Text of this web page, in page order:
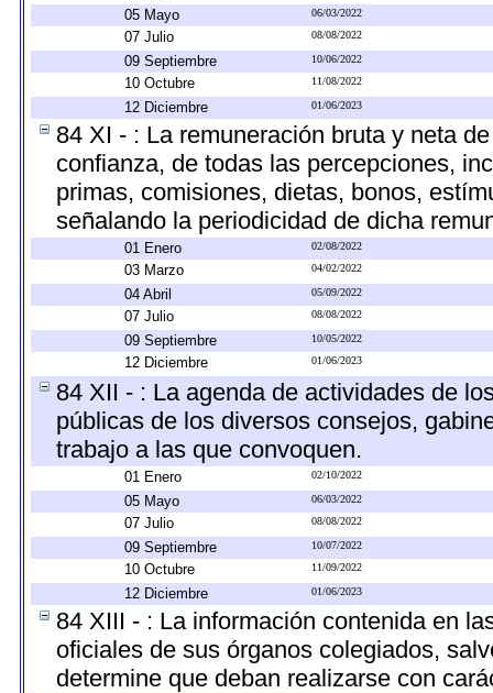
05 Mayo 06/03/2022
07 Julio 08/08/2022
09 Septiembre 10/06/2022
10 Octubre 11/08/2022
12 Diciembre 01/06/2023
84 XI - : La remuneración bruta y neta
confianza, de todas las percepciones,
primas, comisiones, dietas, bonos,
señalando la periodicidad de dicha
01 Enero 02/08/2022
03 Marzo 04/02/2022
04 Abril 05/09/2022
07 Julio 08/08/2022
09 Septiembre 10/05/2022
12 Diciembre 01/06/2023
84 XII - : La agenda de actividades de
públicas de los diversos consejos,
trabajo a las que convoquen.
01 Enero 02/10/2022
05 Mayo 06/03/2022
07 Julio 08/08/2022
09 Septiembre 10/07/2022
10 Octubre 11/09/2022
12 Diciembre 01/06/2023
84 XIII - : La información contenida en
oficiales de sus órganos colegiados,
determine que deban realizarse con